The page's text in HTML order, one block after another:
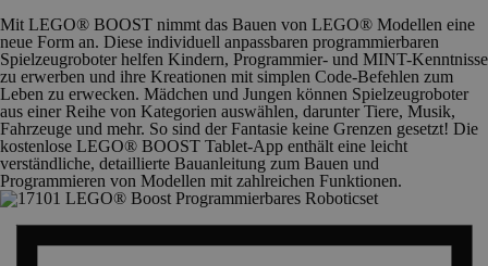
Mit LEGO® BOOST nimmt das Bauen von LEGO® Modellen eine
neue Form an. Diese individuell anpassbaren programmierbaren
Spielzeugroboter helfen Kindern, Programmier- und MINT-Kenntnisse
zu erwerben und ihre Kreationen mit simplen Code-Befehlen zum
Leben zu erwecken. Mädchen und Jungen können Spielzeugroboter
aus einer Reihe von Kategorien auswählen, darunter Tiere, Musik,
Fahrzeuge und mehr. So sind der Fantasie keine Grenzen gesetzt! Die
kostenlose LEGO® BOOST Tablet-App enthält eine leicht
verständliche, detaillierte Bauanleitung zum Bauen und
Programmieren von Modellen mit zahlreichen Funktionen.